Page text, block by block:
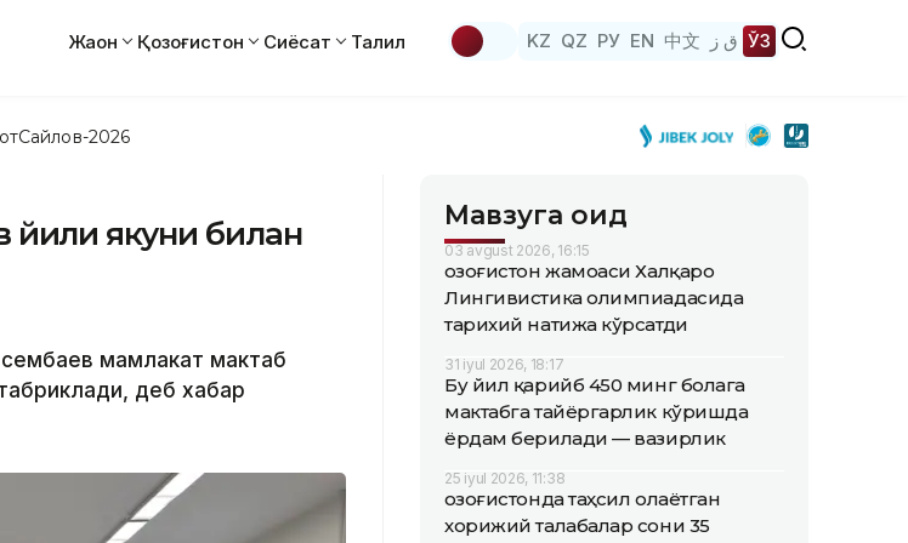
Жаҳон Қозоғистон Сиёсат Таҳлил KZ QZ РУ EN 中文 ق ز ЎЗ
Сайлов-2026
йили якуни билан
мамлакат мактаб
деб хабар
Мавзуга оид
03 avgust 2026, 16:15
Қозоғистон жамоаси Халқаро
Лингивистика олимпиадасида
тарихий натижа кўрсатди
31 iyul 2026, 18:17
Бу йил қарийб 450 минг болага
мактабга тайёргарлик кўришда
ёрдам берилади — вазирлик
25 iyul 2026, 11:38
Қозоғистонда таҳсил олаётган
хорижий талабалар сони 35